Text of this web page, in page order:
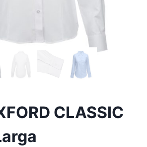
CLASSIC